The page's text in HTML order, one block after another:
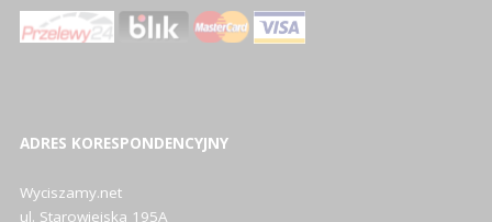
ADRES KORESPONDENCYJNY
Wyciszamy.net
ul. Starowiejska 195A